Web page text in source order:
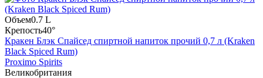
Объем0.7 L
Крепость40°
Кракен Блэк Спайсед спиртной напиток прочий 0,7 л (Kraken
Black Spiced Rum)
Proximo Spirits
Великобритания